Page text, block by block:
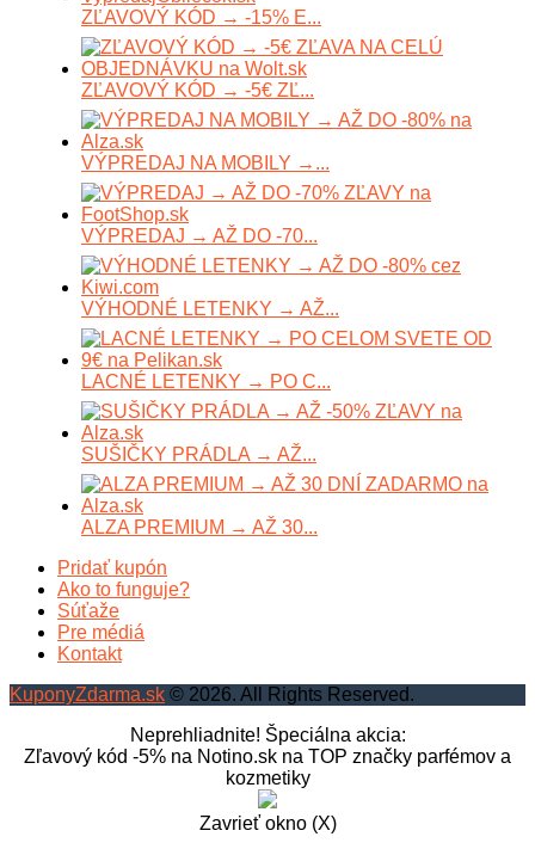
ZĽAVOVÝ KÓD → -15% E...
ZĽAVOVÝ KÓD → -5€ ZĽ...
VÝPREDAJ NA MOBILY →...
VÝPREDAJ → AŽ DO -70...
VÝHODNÉ LETENKY → AŽ...
LACNÉ LETENKY → PO C...
SUŠIČKY PRÁDLA → AŽ...
ALZA PREMIUM → AŽ 30...
Pridať kupón
Ako to funguje?
Súťaže
Pre médiá
Kontakt
KuponyZdarma.sk © 2026. All Rights Reserved.
Neprehliadnite! Špeciálna akcia:
Zľavový kód -5% na Notino.sk na TOP značky parfémov a
kozmetiky
Zavrieť okno (X)